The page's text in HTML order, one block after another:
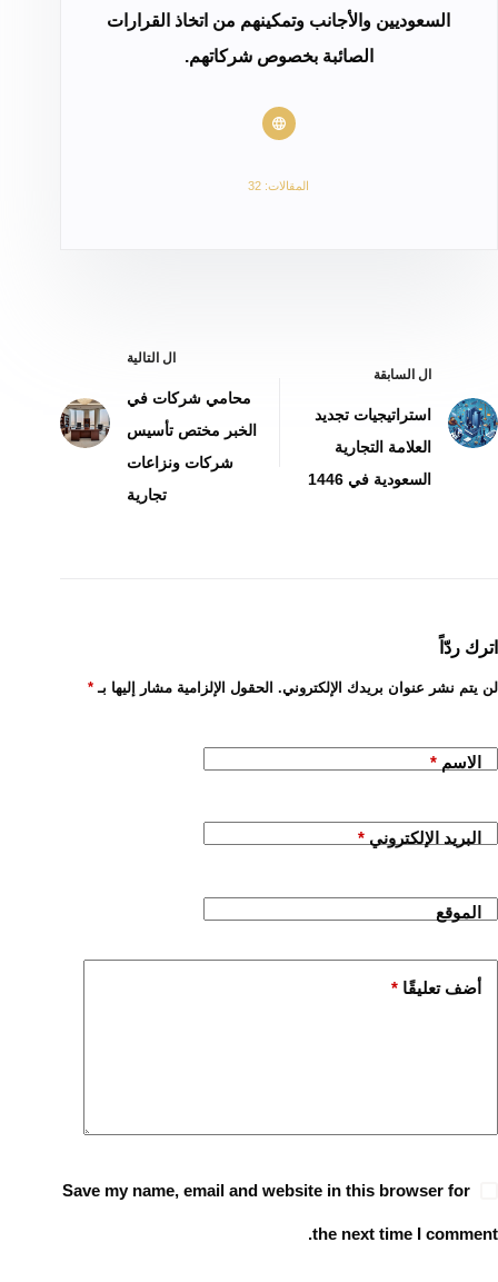
السعوديين والأجانب وتمكينهم من اتخاذ القرارات
الصائبة بخصوص شركاتهم.
المقالات: 32
ال السابقة
استراتيجيات تجديد
العلامة التجارية
السعودية في 1446
ال التالية
محامي شركات في
الخبر مختص تأسيس
شركات ونزاعات
تجارية
اترك ردّاً
لن يتم نشر عنوان بريدك الإلكتروني. الحقول الإلزامية مشار إليها بـ *
الاسم *
البريد الإلكتروني *
الموقع
أضف تعليقًا *
Save my name, email and website in this browser for
the next time I comment.